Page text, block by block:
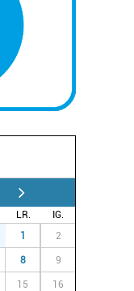
LR.
IG.
1 2
8 9
15 16